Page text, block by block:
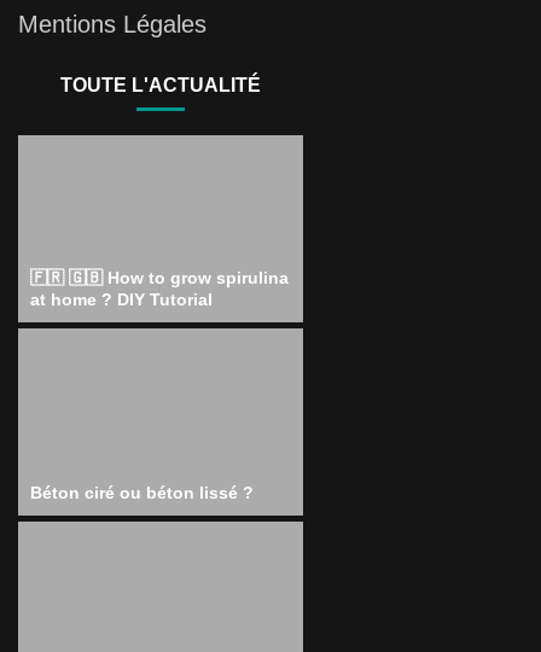
Mentions Légales
TOUTE L'ACTUALITÉ
🇫🇷 🇬🇧 How to grow spirulina
at home ? DIY Tutorial
Béton ciré ou béton lissé ?